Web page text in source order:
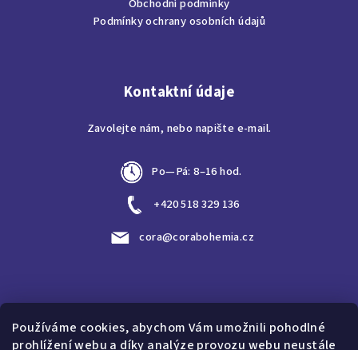
Používáme cookies, abychom Vám umožnili pohodlné
prohlížení webu a díky analýze provozu webu neustále
Obchodní podmínky
Podmínky ochrany osobních údajů
Kontaktní údaje
Zavolejte nám, nebo napište e-mail.
Po—Pá: 8–16 hod.
+420 518 329 136
cora@corabohemia.cz